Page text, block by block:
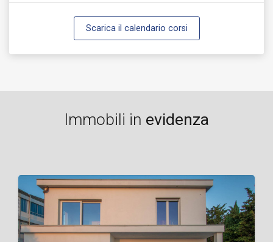
Scarica il calendario corsi
Immobili in evidenza